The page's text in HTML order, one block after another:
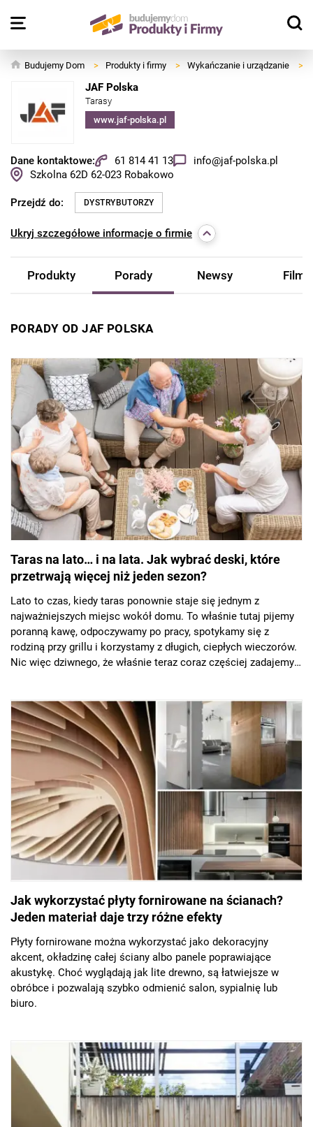
Budujemy Dom > Produkty i firmy > Wykańczanie i urządzanie >
JAF Polska
Tarasy
www.jaf-polska.pl
Dane kontaktowe: 61 814 41 13
info@jaf-polska.pl
Szkolna 62D 62-023 Robakowo
Przejdź do: DYSTRYBUTORZY
Ukryj szczegółowe informacje o firmie
Produkty Porady Newsy Filmy
PORADY OD JAF POLSKA
Taras na lato… i na lata. Jak wybrać deski, które
przetrwają więcej niż jeden sezon?
Lato to czas, kiedy taras ponownie staje się jednym z
najważniejszych miejsc wokół domu. To właśnie tutaj pijemy
poranną kawę, odpoczywamy po pracy, spotykamy się z
rodziną przy grillu i korzystamy z długich, ciepłych wieczorów.
Nic więc dziwnego, że właśnie teraz coraz częściej zadajemy
Jak wykorzystać płyty fornirowane na ścianach?
Jeden materiał daje trzy różne efekty
Płyty fornirowane można wykorzystać jako dekoracyjny
akcent, okładzinę całej ściany albo panele poprawiające
akustykę. Choć wyglądają jak lite drewno, są łatwiejsze w
obróbce i pozwalają szybko odmienić salon, sypialnię lub
biuro.